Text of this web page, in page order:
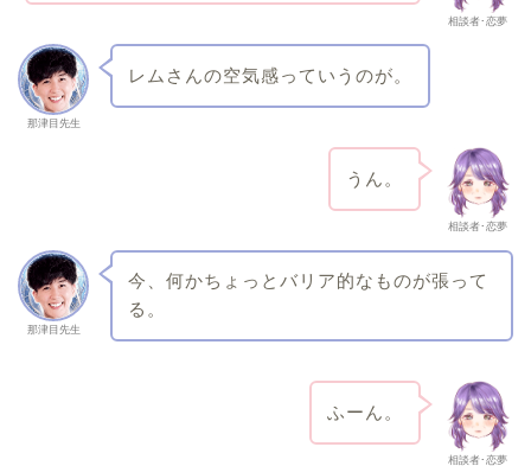
相談者･恋夢
那津目先生
レムさんの空気感っていうのが。
相談者･恋夢
うん。
那津目先生
今、何かちょっとバリア的なものが張って
る。
相談者･恋夢
ふーん。